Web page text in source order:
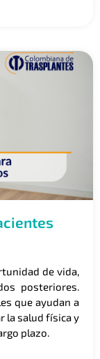
de vida,
posteriores.
que ayudan a
la salud física y
plazo.